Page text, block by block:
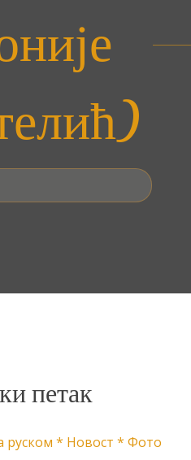
петак
руском * Новост * Фото